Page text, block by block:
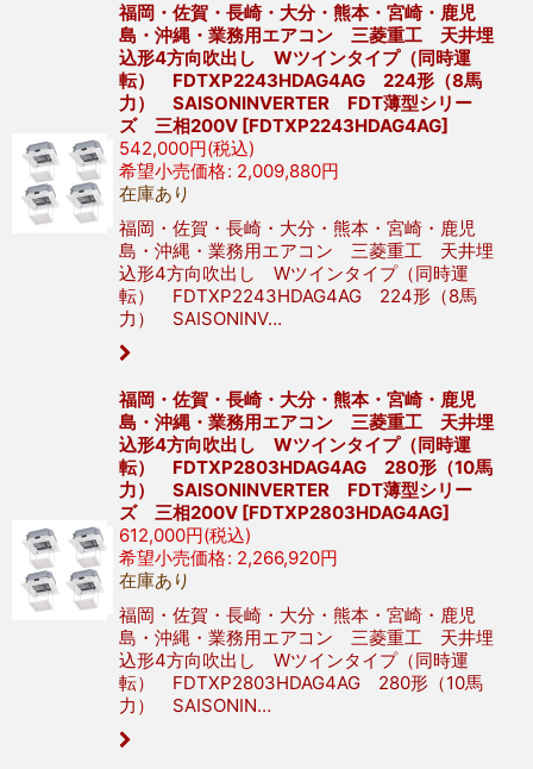
福岡・佐賀・長崎・大分・熊本・宮崎・鹿児
島・沖縄・業務用エアコン 三菱重工 天井埋
込形4方向吹出し Wツインタイプ（同時運
転） FDTXP2243HDAG4AG 224形（8馬
力） SAISONINVERTER FDT薄型シリー
ズ 三相200V [FDTXP2243HDAG4AG]
542,000円(税込)
希望小売価格: 2,009,880円
在庫あり
福岡・佐賀・長崎・大分・熊本・宮崎・鹿児
島・沖縄・業務用エアコン 三菱重工 天井埋
込形4方向吹出し Wツインタイプ（同時運
転） FDTXP2243HDAG4AG 224形（8馬
力） SAISONINV…
福岡・佐賀・長崎・大分・熊本・宮崎・鹿児
島・沖縄・業務用エアコン 三菱重工 天井埋
込形4方向吹出し Wツインタイプ（同時運
転） FDTXP2803HDAG4AG 280形（10馬
力） SAISONINVERTER FDT薄型シリー
ズ 三相200V [FDTXP2803HDAG4AG]
612,000円(税込)
希望小売価格: 2,266,920円
在庫あり
福岡・佐賀・長崎・大分・熊本・宮崎・鹿児
島・沖縄・業務用エアコン 三菱重工 天井埋
込形4方向吹出し Wツインタイプ（同時運
転） FDTXP2803HDAG4AG 280形（10馬
力） SAISONIN…